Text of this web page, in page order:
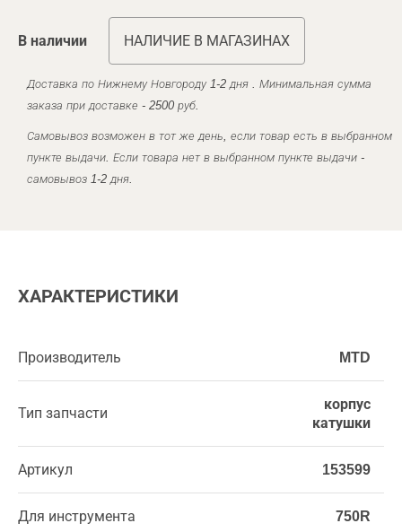
В наличии НАЛИЧИЕ В МАГАЗИНАХ
Доставка по Нижнему Новгороду 1-2 дня . Минимальная сумма
заказа при доставке - 2500 руб.
Самовывоз возможен в тот же день, если товар есть в выбранном
пункте выдачи. Если товара нет в выбранном пункте выдачи -
самовывоз 1-2 дня.
ХАРАКТЕРИСТИКИ
Производитель MTD
Тип запчасти
корпус
катушки
Артикул 153599
Для инструмента 750R